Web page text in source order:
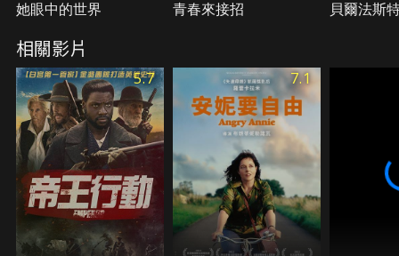
她眼中的世界 青春來接招 貝爾法斯
相關影片
5.7 7.1